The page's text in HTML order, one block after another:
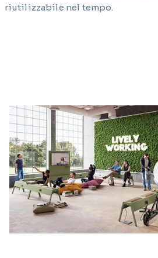
riutilizzabile nel tempo.